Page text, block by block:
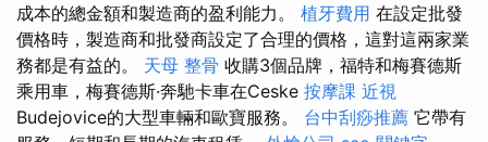
成本的總金額和製造商的盈利能力。 植牙費用 在設定批發
價格時，製造商和批發商設定了合理的價格，這對這兩家業
務都是有益的。 天母 整骨 收購3個品牌，福特和梅賽德斯
乘用車，梅賽德斯·奔馳卡車在Ceske 按摩課 近視
Budejovice的大型車輛和歐寶服務。 台中刮痧推薦 它帶有